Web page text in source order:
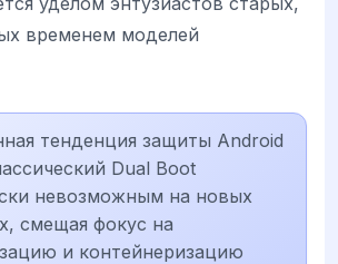
временем моделей
тенденция защиты Android
Dual Boot
невозможным на новых
смещая фокус на
и контейнеризацию